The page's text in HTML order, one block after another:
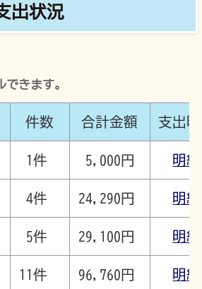
出状況
きます。
件数 合計金額 支出
1件 5,000円 明細
4件 24,290円 明細
5件 29,100円 明細
11件 96,760円 明細